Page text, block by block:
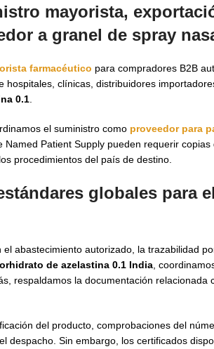
mayorista,
a granel de spray
farmacéutico para compradores B2B
hospitales, clínicas, distribuidores
0.1
el suministro como proveedor para
Patient Supply pueden requerir
procedimientos del país de destino.
globales para
abastecimiento autorizado, la trazabilidad
de azelastina 0.1 India ,
respaldamos la documentación
del producto, comprobaciones del
despacho. Sin embargo, los certificados